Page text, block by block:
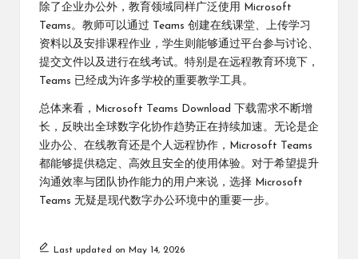
除了企业办公外，教育领域同样广泛使用 Microsoft
Teams。教师可以通过 Teams 创建在线课堂、上传学习
资料以及安排课程作业，学生则能够通过平台参与讨论、
提交文件以及进行在线考试。特别是在远程教育环境下，
Teams 已经成为许多学校的重要教学工具。
总体来看，Microsoft Teams Download 下载需求不断增
长，反映出全球数字化协作趋势正在持续加速。无论是企
业办公、在线教育还是个人远程协作，Microsoft Teams
都能够提供稳定、高效且安全的使用体验。对于希望提升
沟通效率与团队协作能力的用户来说，选择 Microsoft
Teams 无疑是现代数字办公环境中的重要一步。
Last updated on May 14, 2026